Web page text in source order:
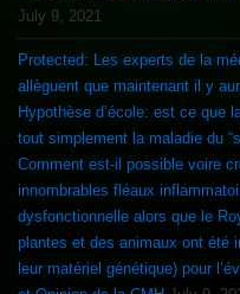
July 9, 2021
Protected: Les experts de la
allèguent que maintenant il y
Hypothèse d’école: est ce que
tout simplement la maladie du
Comment est-il possible voire
innombrables fléaux
dysfonctionnelle alors que le
plantes et des animaux ont été
leur matériel génétique) pour